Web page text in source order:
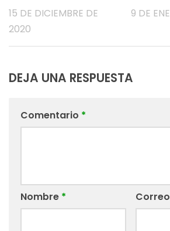
15 DE DICIEMBRE DE
2020
9 DE
DEJA UNA RESPUESTA
Comentario *
Nombre *